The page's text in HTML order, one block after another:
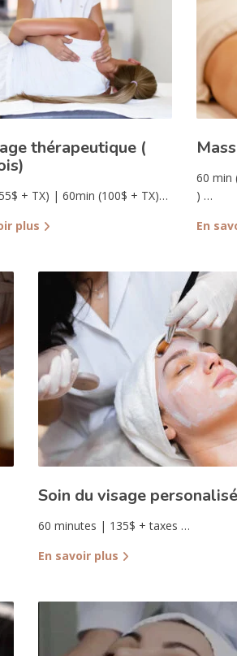
thérapeutique (
+ TX) | 60min (100$ + TX)…
plus
60 min
) …
En
Soin du visage personalisé
60 minutes | 135$ + taxes …
En savoir plus